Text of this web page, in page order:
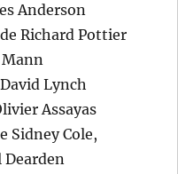
Anderson
Richard Pottier
Lynch
Assayas
Sidney Cole,
Dearden